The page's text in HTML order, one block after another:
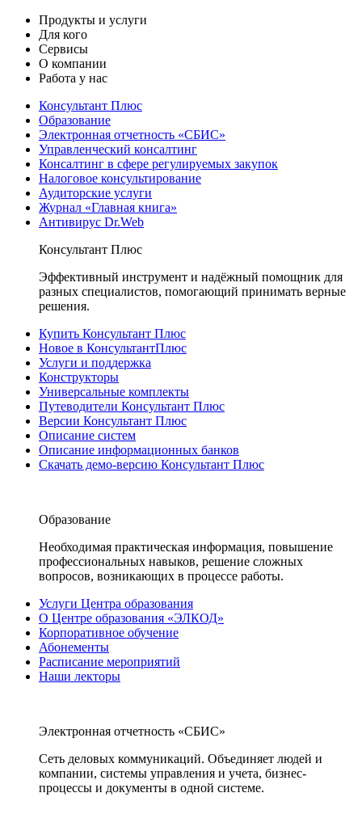
Продукты и услуги
Для кого
Сервисы
О компании
Работа у нас
Консультант Плюс
Образование
Электронная отчетность «СБИС»
Управленческий консалтинг
Консалтинг в сфере регулируемых закупок
Налоговое консультирование
Аудиторские услуги
Журнал «Главная книга»
Антивирус Dr.Web
Консультант Плюс
Эффективный инструмент и надёжный помощник для
разных специалистов, помогающий принимать верные
решения.
Купить Консультант Плюс
Новое в КонсультантПлюс
Услуги и поддержка
Конструкторы
Универсальные комплекты
Путеводители Консультант Плюс
Версии Консультант Плюс
Описание систем
Описание информационных банков
Скачать демо-версию Консультант Плюс
Образование
Необходимая практическая информация, повышение
профессиональных навыков, решение сложных
вопросов, возникающих в процессе работы.
Услуги Центра образования
О Центре образования «ЭЛКОД»
Корпоративное обучение
Абонементы
Расписание мероприятий
Наши лекторы
Электронная отчетность «СБИС»
Сеть деловых коммуникаций. Объединяет людей и
компании, системы управления и учета, бизнес-
процессы и документы в одной системе.